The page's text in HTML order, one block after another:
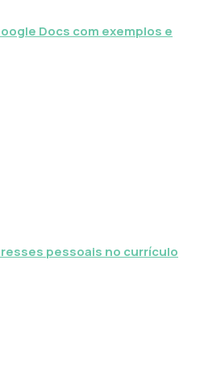
Docs com exemplos e
pessoais no currículo